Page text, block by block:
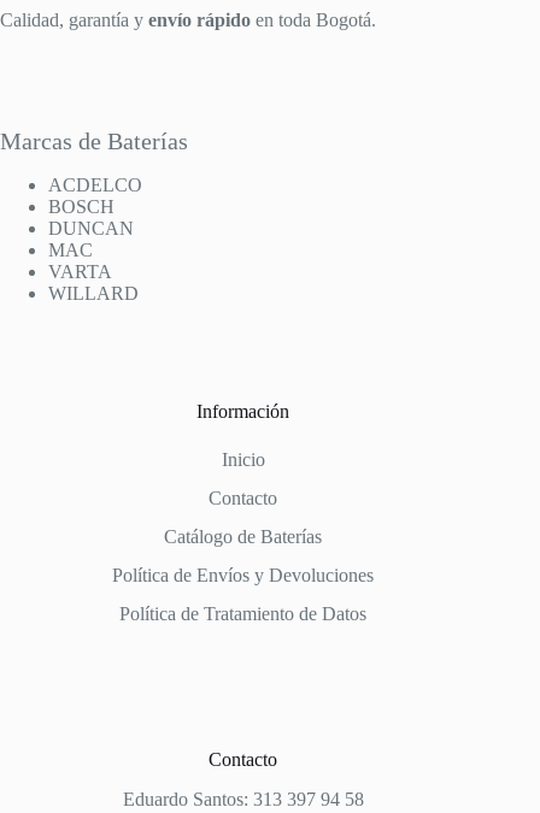
Calidad, garantía y envío rápido en toda Bogotá.
Marcas de Baterías
ACDELCO
BOSCH
DUNCAN
MAC
VARTA
WILLARD
Información
Inicio
Contacto
Catálogo de Baterías
Política de Envíos y Devoluciones
Política de Tratamiento de Datos
Contacto
Eduardo Santos: 313 397 94 58